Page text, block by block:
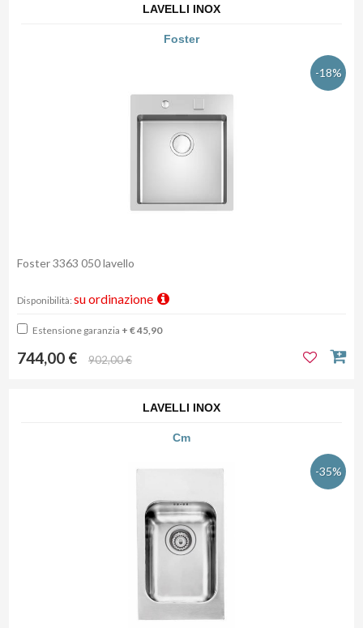
LAVELLI INOX
Foster
-18%
Foster 3363 050 lavello
Disponibilità: su ordinazione
Estensione garanzia + € 45,90
744,00 € 902,00 €
LAVELLI INOX
Cm
-35%